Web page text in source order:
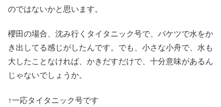
のではないかと思います。
櫻田の場合、沈み行くタイタニック号で、バケツで水をか
き出してる感じがしたんです。でも、小さな小舟で、水も
大したことなければ、かきだすだけで、十分意味があるん
じゃないでしょうか。
↑一応タイタニック号です